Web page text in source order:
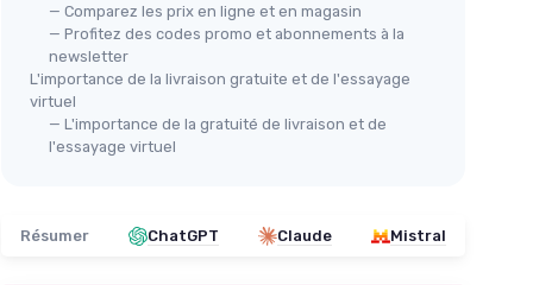
— Comparez les prix en ligne et en magasin
— Profitez des codes promo et abonnements à la
newsletter
L'importance de la livraison gratuite et de l'essayage
virtuel
— L'importance de la gratuité de livraison et de
l'essayage virtuel
Résumer ChatGPT Claude Mistral